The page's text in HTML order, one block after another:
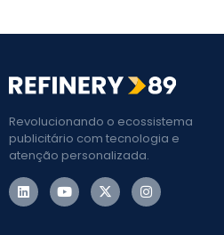
Revolucionando o ecossistema
publicitário com tecnologia e
atenção personalizada.